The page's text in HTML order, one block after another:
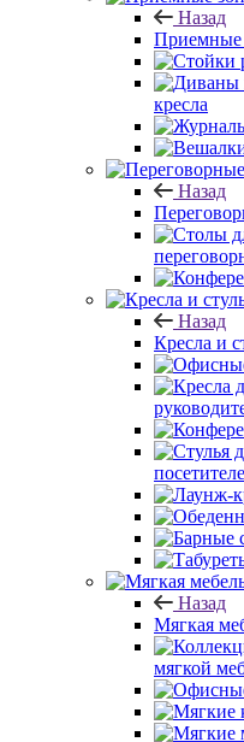
Назад
Приемные
кресла
Назад
Назад
Кресла и
Назад
Мягкая
мягкой